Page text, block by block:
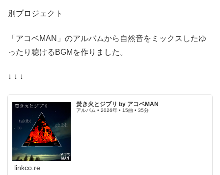
別プロジェクト
「アコベMAN」のアルバムから自然音をミックスしたゆ
ったり聴けるBGMを作りました。
↓ ↓ ↓
焚き火とジブリ by アコベMAN
アルバム • 2026年 • 15曲 • 35分
linkco.re